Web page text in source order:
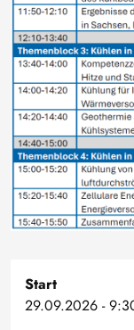
Start
29.09.2026 -